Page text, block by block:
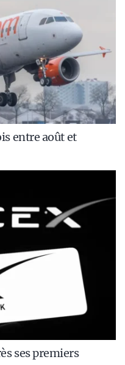
entre août et
ses premiers